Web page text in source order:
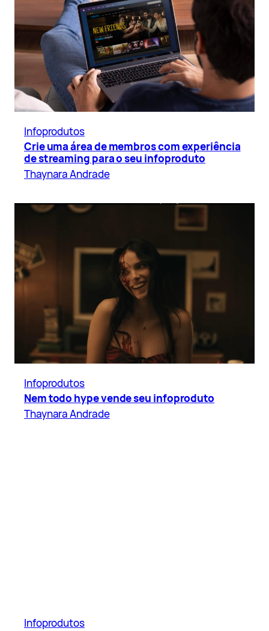
Infoprodutos
Crie uma área de membros com experiência
de streaming para o seu infoproduto
Thaynara Andrade
Infoprodutos
Nem todo hype vende seu infoproduto
Thaynara Andrade
Infoprodutos